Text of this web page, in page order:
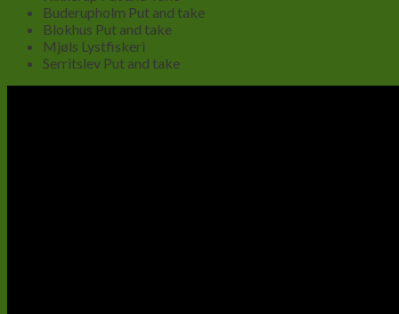
Buderupholm Put and take
Blokhus Put and take
Mjøls Lystfiskeri
Serritslev Put and take